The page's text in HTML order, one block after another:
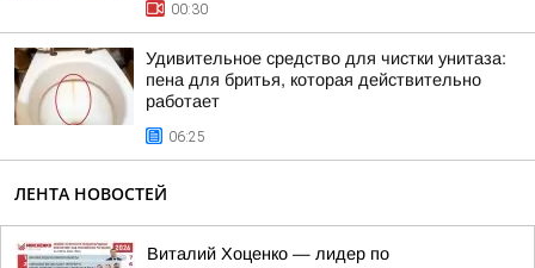
00:30
Удивительное средство для чистки унитаза:
пена для бритья, которая действительно
работает
06:25
ЛЕНТА НОВОСТЕЙ
Виталий Хоценко — лидер по